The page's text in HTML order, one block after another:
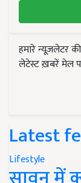
हमारे न्यूज़लेटर
लेटेस्ट ख़बरें मेल
Latest
Lifestyle